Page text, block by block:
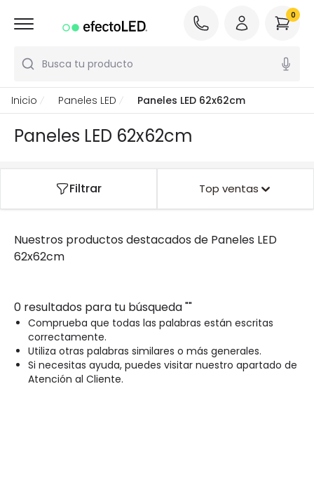
Busca tu producto
0
Inicio Paneles LED Paneles LED 62x62cm
Paneles LED 62x62cm
Filtrar Top ventas
Nuestros productos destacados de Paneles LED
62x62cm
0 resultados para tu búsqueda""
Comprueba que todas las palabras están escritas
correctamente.
Utiliza otras palabras similares o más generales.
Si necesitas ayuda, puedes visitar nuestro apartado de
Atención al Cliente.